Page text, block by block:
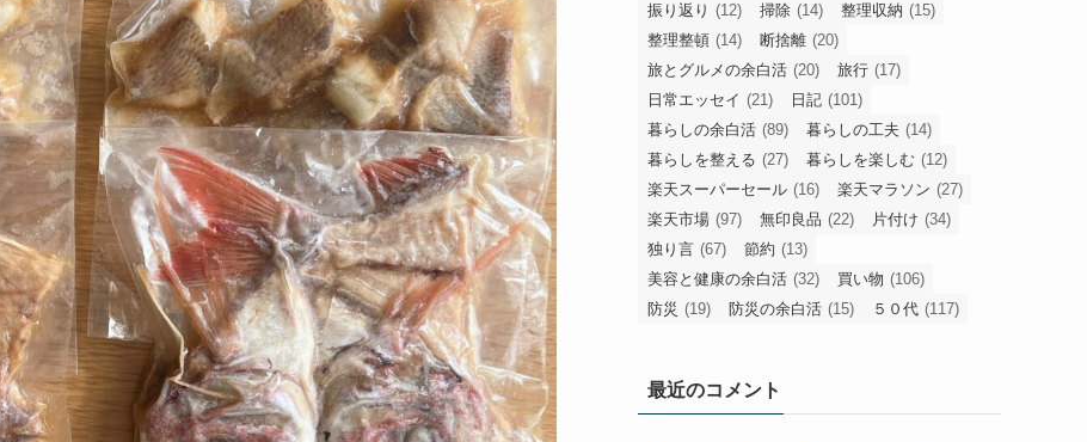
振り返り (12) 掃除 (14) 整理収納 (15)
整理整頓 (14) 断捨離 (20)
旅とグルメの余白活 (20) 旅行 (17)
日常エッセイ (21) 日記 (101)
暮らしの余白活 (89) 暮らしの工夫 (14)
暮らしを整える (27) 暮らしを楽しむ (12)
楽天スーパーセール (16) 楽天マラソン (27)
楽天市場 (97) 無印良品 (22) 片付け (34)
独り言 (67) 節約 (13)
美容と健康の余白活 (32) 買い物 (106)
防災 (19) 防災の余白活 (15) ５０代 (117)
最近のコメント